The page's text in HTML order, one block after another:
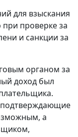
для взыскания
проверке за
и санкции за
органом за
доход был
а